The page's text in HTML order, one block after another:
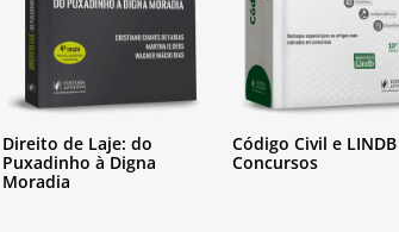
Direito de Laje: do
Puxadinho à Digna
Moradia
Código Civil e
Concursos